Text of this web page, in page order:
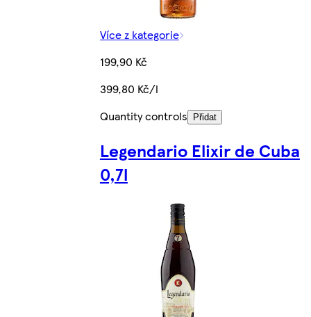
Více z kategorie
199,90 Kč
399,80 Kč/l
Quantity controls
Přidat
Legendario Elixir de Cuba
0,7l